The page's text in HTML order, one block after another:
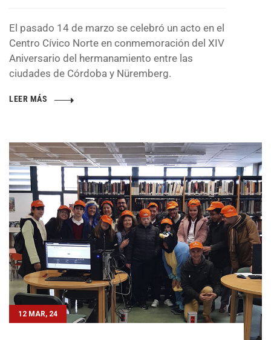
El pasado 14 de marzo se celebró un acto en el
Centro Cívico Norte en conmemoración del XIV
Aniversario del hermanamiento entre las
ciudades de Córdoba y Nüremberg.
LEER MÁS
12 MAR, 24